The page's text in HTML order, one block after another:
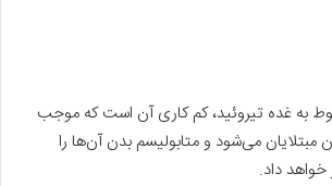
به غده تیروئید، کم کاری آن است که موجب
مبتلایان می‌شود و متابولیسم بدن آن‌ها را
داد.